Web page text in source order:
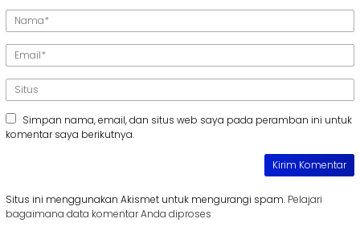
Simpan nama, email, dan situs web saya pada peramban ini untuk
komentar saya berikutnya.
Situs ini menggunakan Akismet untuk mengurangi spam. Pelajari
bagaimana data komentar Anda diproses